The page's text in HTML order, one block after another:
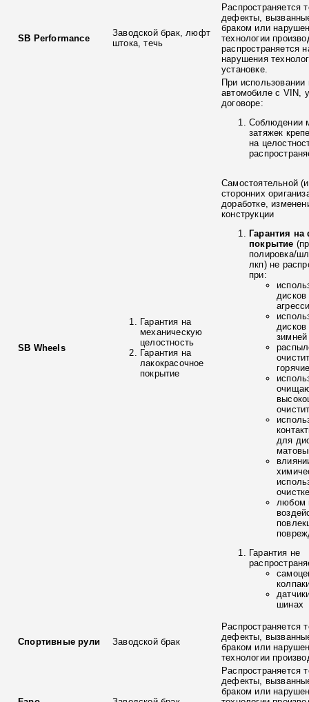
SB Performance
Заводской брак, люфт
штока, течь
Распространяется
дефекты,
браком или
технологии
распространяется
нарушения
установке.
SB Wheels
Гарантия на
механическую
целостность
Гарантия на
лакокрасочное
покрытие
При использовании
автомобиле с VIN,
договоре:
Соблюдении
затяжек
на
Самостоятельной
сторонних
доработке,
конструкции
Гарантия
покрытие
полировка/
лкп) не
при:
зимней
для
любом
Гарантия не
шинах
Спортивные рули Заводской брак
Распространяется
дефекты,
браком или
технологии
Распространяется
дефекты,
браком или